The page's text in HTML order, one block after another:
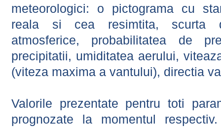
meteorologici: o pictograma cu
reala si cea resimtita, scurta
atmosferice, probabilitatea de
precipitatii, umiditatea aerului,
(viteza maxima a vantului), directia
Valorile prezentate pentru toti
prognozate la momentul